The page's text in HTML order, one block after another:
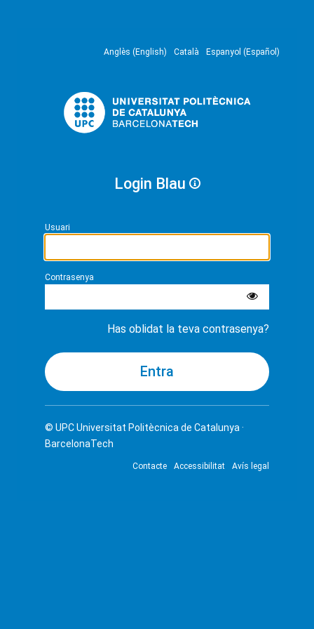
Anglès (English) Català Espanyol (Español)
Login Blau
Usuari
Contrasenya
Has oblidat la teva contrasenya?
© UPCUniversitat Politècnica de Catalunya ·
BarcelonaTech
Contacte Accessibilitat Avís legal